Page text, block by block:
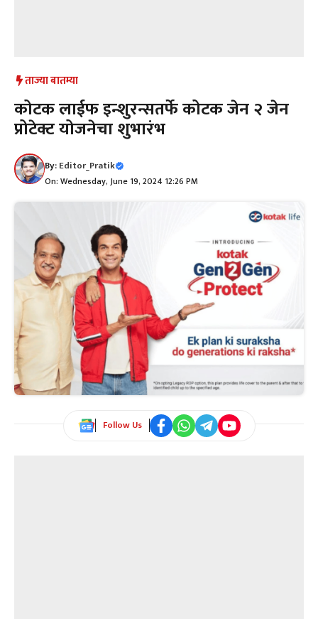
ताज्या बातम्या
कोटक लाईफ इन्शुरन्सतर्फे कोटक जेन २ जेन
प्रोटेक्ट योजनेचा शुभारंभ
By:Editor_Pratik
On: Wednesday, June 19, 2024 12:26 PM
Follow Us